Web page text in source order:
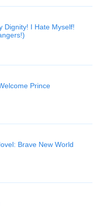
Dignity! I Hate Myself!
Prince
Brave New World